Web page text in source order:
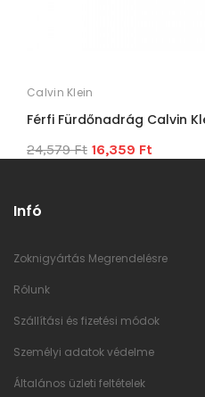
Calvin Klein
Férfi Fürdőnadrág Calvin
24,579 Ft 16,359 Ft
Infó
Zoknigyártás Megrendelésre
Rólunk
Szállítási és fizetési módok
Személyi adatok védelme
Általános üzleti feltételek